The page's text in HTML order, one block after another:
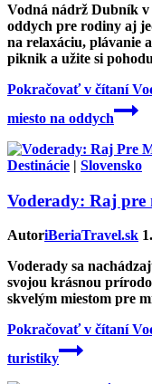
Vodná nádrž Dubník v
oddych pre rodiny aj
na relaxáciu, plávanie
piknik a užite si
Pokračovať v čítaní
miesto na oddych
Destinácie | Slovensko
Voderady: Raj
AutoriBeriaTravel.sk
Voderady sa
svojou krásnou
skvelým miestom pre
Pokračovať v čítaní
turistiky